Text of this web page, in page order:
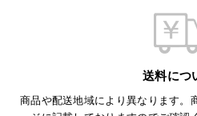
送料につ
商品や配送地域により異なります。